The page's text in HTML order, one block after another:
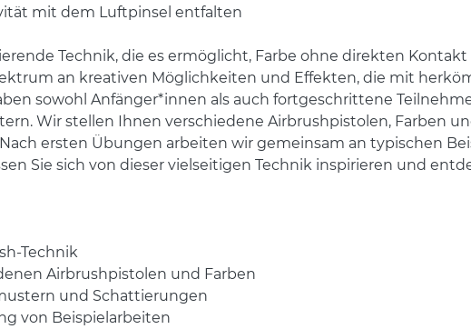
mit dem Luftpinsel entfalten
Technik, die es ermöglicht, Farbe ohne direkten
an kreativen Möglichkeiten und Effekten, die mit
sowohl Anfänger*innen als auch fortgeschrittene
Wir stellen Ihnen verschiedene Airbrushpistolen, Farben
ersten Übungen arbeiten wir gemeinsam an typischen
Sie sich von dieser vielseitigen Technik inspirieren und
Technik
Airbrushpistolen und Farben
und Schattierungen
von Beispielarbeiten